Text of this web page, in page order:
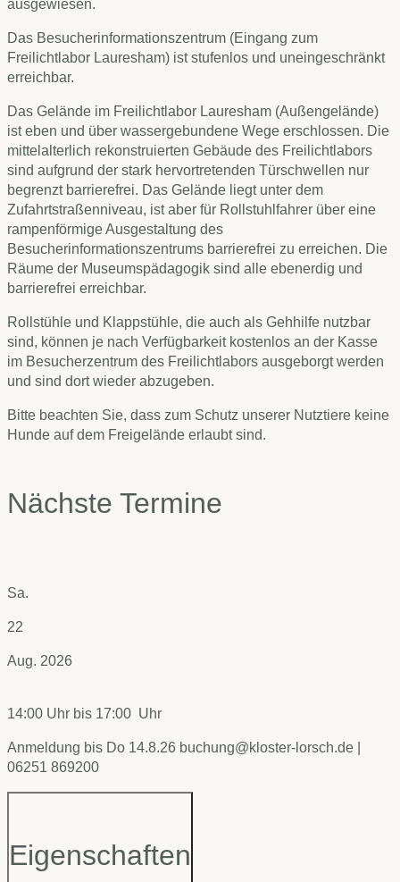
ausgewiesen.
Das Besucherinformationszentrum (Eingang zum
Freilichtlabor Lauresham) ist stufenlos und uneingeschränkt
erreichbar.
Das Gelände im Freilichtlabor Lauresham (Außengelände)
ist eben und über wassergebundene Wege erschlossen. Die
mittelalterlich rekonstruierten Gebäude des Freilichtlabors
sind aufgrund der stark hervortretenden Türschwellen nur
begrenzt barrierefrei. Das Gelände liegt unter dem
Zufahrtstraßenniveau, ist aber für Rollstuhlfahrer über eine
rampenförmige Ausgestaltung des
Besucherinformationszentrums barrierefrei zu erreichen. Die
Räume der Museumspädagogik sind alle ebenerdig und
barrierefrei erreichbar.
Rollstühle und Klappstühle, die auch als Gehhilfe nutzbar
sind, können je nach Verfügbarkeit kostenlos an der Kasse
im Besucherzentrum des Freilichtlabors ausgeborgt werden
und sind dort wieder abzugeben.
Bitte beachten Sie, dass zum Schutz unserer Nutztiere keine
Hunde auf dem Freigelände erlaubt sind.
Nächste Termine
Sa.
22
Aug. 2026
14:00 Uhr bis 17:00 Uhr
Anmeldung bis Do 14.8.26 buchung@kloster-lorsch.de |
06251 869200
Eigenschaften